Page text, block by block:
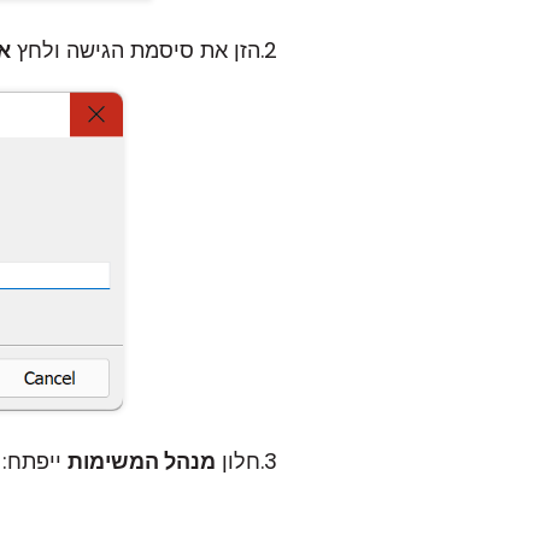
הזן את סיסמת הגישה ולחץ
חלון מנהל המשימות ייפתח: